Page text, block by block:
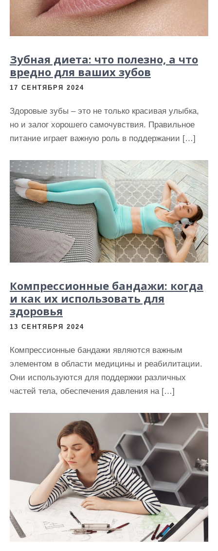
Зубная диета: что полезно, а что
вредно для ваших зубов
17 СЕНТЯБРЯ 2024
Здоровые зубы – это не только красивая улыбка,
но и залог хорошего самочувствия. Правильное
питание играет важную роль в поддержании […]
Компрессионные бандажи: когда
и как их использовать для
здоровья
13 СЕНТЯБРЯ 2024
Компрессионные бандажи являются важным
элементом в области медицины и реабилитации.
Они используются для поддержки различных
частей тела, обеспечения давления на […]